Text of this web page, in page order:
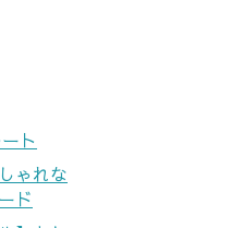
ト
ゃれな
ド